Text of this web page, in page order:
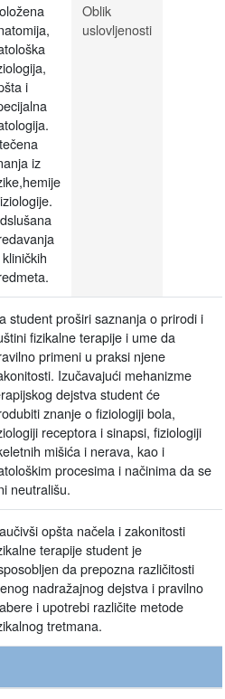
i
iz
Oblik
uslovljenosti
student proširi saznanja o prirodi i
fizikalne terapije i ume da
primeni u praksi njene
Izučavajući mehanizme
dejstva student će
znanje o fiziologiji bola,
receptora i sinapsi, fiziologiji
mišića i nerava, kao i
procesima i načinima da se
neutrališu.
opšta načela i zakonitosti
terapije student je
da prepozna različitosti
nadražajnog dejstva i pravilno
i upotrebi različite metode
tretmana.